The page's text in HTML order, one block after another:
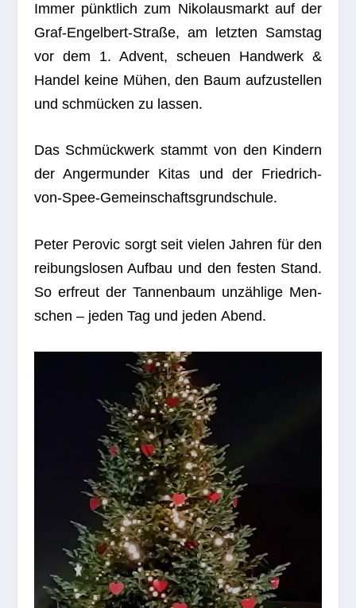
Immer pünkt­lich zum Niko­laus­markt auf der
Graf-Engel­bert-Straße, am letz­ten Sams­tag
vor dem 1. Advent, scheuen Hand­werk &
Han­del keine Mühen, den Baum auf­zu­stel­len
und schmü­cken zu lassen.
Das Schmück­werk stammt von den Kin­dern
der Anger­mun­der Kitas und der Friedrich-
von-Spee-Gemeinschaftsgrundschule.
Peter Pero­vic sorgt seit vie­len Jah­ren für den
rei­bungs­lo­sen Auf­bau und den fes­ten Stand.
So erfreut der Tan­nen­baum unzäh­lige Men­
schen – jeden Tag und jeden Abend.